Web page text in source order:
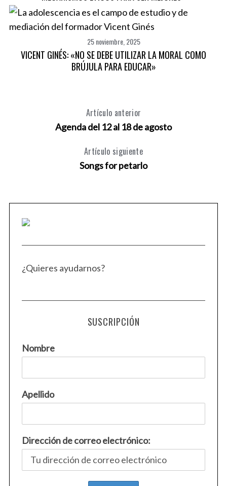
25 noviembre, 2025
VICENT GINÉS: «NO SE DEBE UTILIZAR LA MORAL COMO
BRÚJULA PARA EDUCAR»
Artículo anterior
Agenda del 12 al 18 de agosto
Artículo siguiente
Songs for petarlo
¿Quieres ayudarnos?
SUSCRIPCIÓN
Nombre
Apellido
Dirección de correo electrónico: